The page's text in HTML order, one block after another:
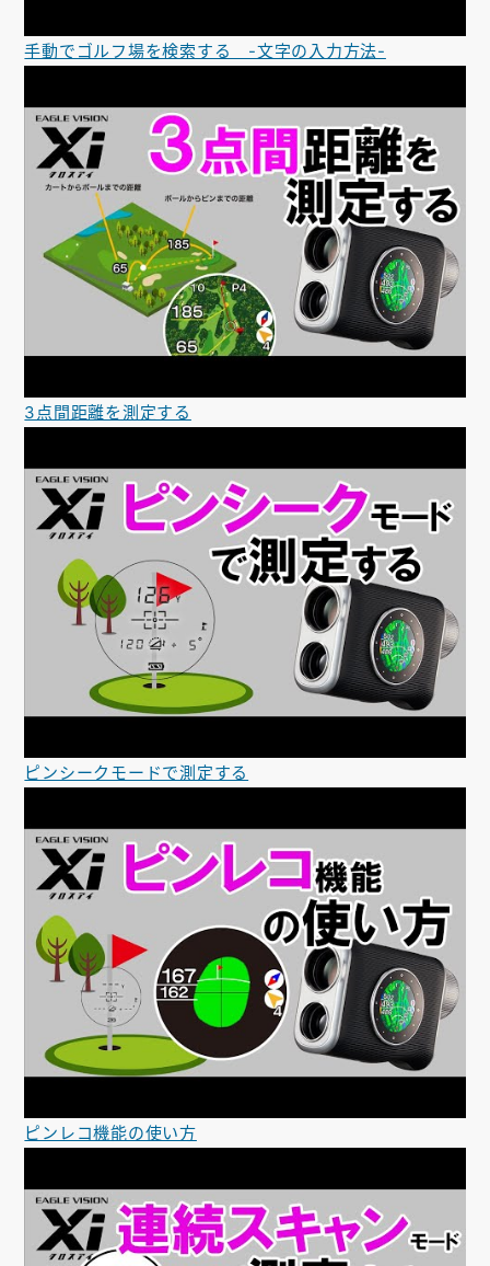
手動でゴルフ場を検索する -文字の入力方法-
3点間距離を測定する
ピンシークモードで測定する
ピンレコ機能の使い方